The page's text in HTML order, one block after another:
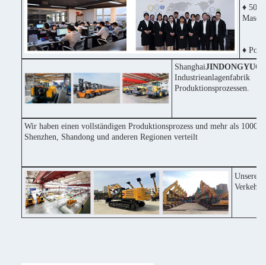
♦ 50%
♦
ShanghaiJINDONGYU
Produktionsprozessen.
Wir haben einen vollständigen Produktionsprozess und mehr als 1000
Shenzhen, Shandong und anderen Regionen verteilt
Unsere